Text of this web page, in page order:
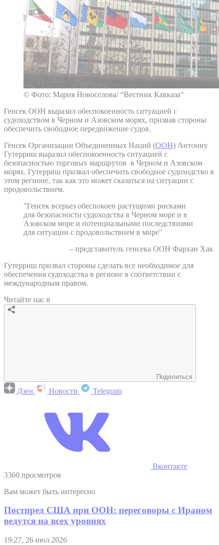
© Фото: Мария Новоселова/ “Вестник Кавказа“
Генсек ООН выразил обеспокоенность ситуацией с
судоходством в Черном и Азовском морях, призвав стороны
обеспечить свободное передвижение судов.
Генсек Организации Объединенных Наций (ООН) Антониу
Гутерриш выразил обеспокоенность ситуацией с
безопасностью торговых маршрутов в Черном и Азовском
морях. Гутерриш призвал обеспечить свободное судоходство в
этом регионе, так как это может сказаться на ситуации с
продовольствием.
"Генсек всерьез обеспокоен растущими рисками
для безопасности судоходства в Черном море и в
Азовском море и потенциальными последствиями
для ситуации с продовольствием в мире"
– представитель генсека ООН Фархан Хак
Гутерриш призвал стороны сделать все необходимое для
обеспечения судоходства в регионе в соответствии с
международным правом.
Читайте нас в
Поделиться
Дзен Новости Telegram
Вконтакте
3360 просмотров
Вам может быть интересно
Постпред США при ООН: переговоры с Ираном
ведутся на всех уровнях
19:27, 26 июл 2026